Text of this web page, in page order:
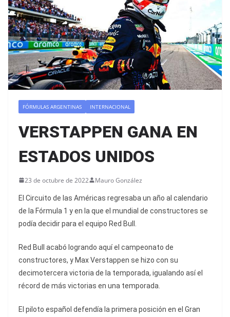
FÓRMULAS ARGENTINAS INTERNACIONAL
VERSTAPPEN GANA EN
ESTADOS UNIDOS
23 de octubre de 2022 Mauro González
El Circuito de las Américas regresaba un año al calendario
de la Fórmula 1 y en la que el mundial de constructores se
podía decidir para el equipo Red Bull.
Red Bull acabó logrando aquí el campeonato de
constructores, y Max Verstappen se hizo con su
decimotercera victoria de la temporada, igualando así el
récord de más victorias en una temporada.
El piloto español defendía la primera posición en el Gran